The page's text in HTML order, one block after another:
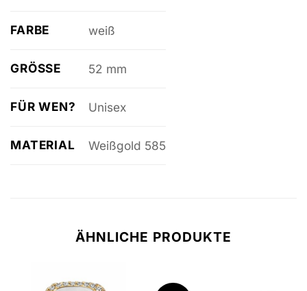
FARBE weiß
GRÖSSE 52 mm
FÜR WEN? Unisex
MATERIAL Weißgold 585
ÄHNLICHE PRODUKTE